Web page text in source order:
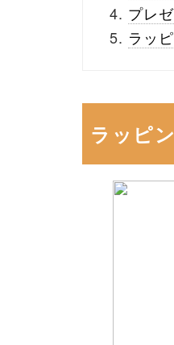
プレ
ラッ
ラッピ